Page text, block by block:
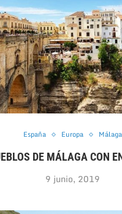
España Europa Málaga
DE MÁLAGA CON
9 junio, 2019